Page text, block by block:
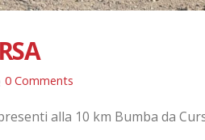
0 Comments
alla 10 km Bumba da